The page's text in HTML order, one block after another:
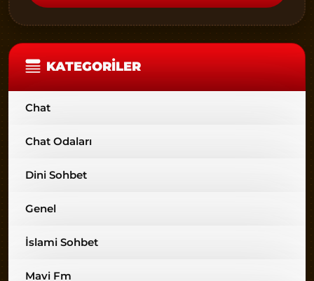
KATEGORILER
Chat
Chat Odaları
Dini Sohbet
Genel
İslami Sohbet
Mavi Fm